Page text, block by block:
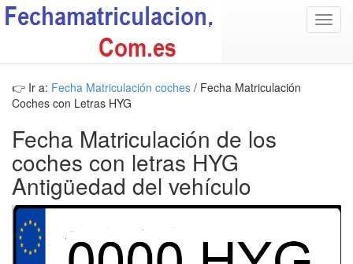
👉 Ir a: Fecha Matriculación coches / Fecha Matriculación
Coches con Letras HYG
Fecha Matriculación de los
coches con letras HYG
Antigüedad del vehículo